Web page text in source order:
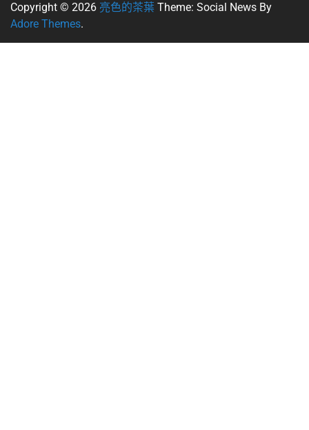
Copyright © 2026 亮色的茶葉 Theme: Social News By
Adore Themes.